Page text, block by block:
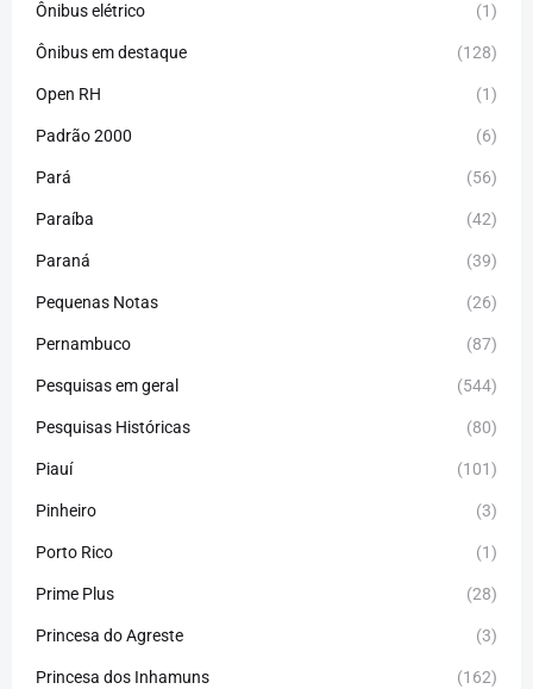
Ônibus elétrico (1)
Ônibus em destaque (128)
Open RH (1)
Padrão 2000 (6)
Pará (56)
Paraíba (42)
Paraná (39)
Pequenas Notas (26)
Pernambuco (87)
Pesquisas em geral (544)
Pesquisas Históricas (80)
Piauí (101)
Pinheiro (3)
Porto Rico (1)
Prime Plus (28)
Princesa do Agreste (3)
Princesa dos Inhamuns (162)